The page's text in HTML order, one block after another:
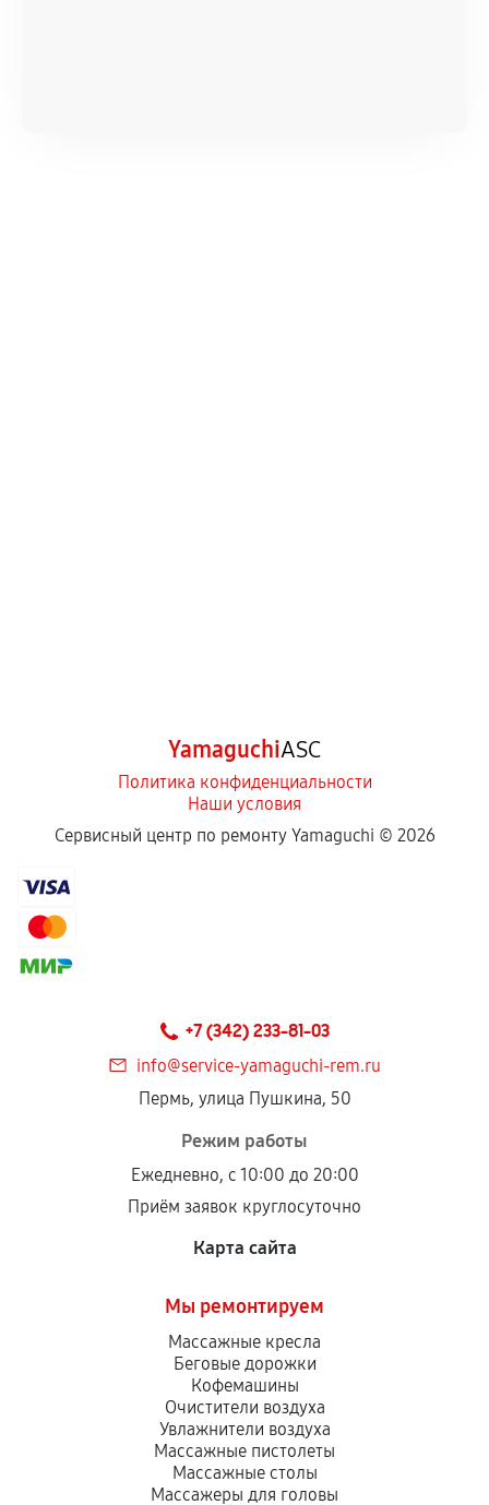
YamaguchiASC
Политика конфиденциальности
Наши условия
Сервисный центр по ремонту Yamaguchi © 2026
+7 (342) 233-81-03
info@service-yamaguchi-rem.ru
Пермь, улица Пушкина, 50
Режим работы
Ежедневно, с 10:00 до 20:00
Приём заявок круглосуточно
Карта сайта
Мы ремонтируем
Массажные кресла
Беговые дорожки
Кофемашины
Очистители воздуха
Увлажнители воздуха
Массажные пистолеты
Массажные столы
Массажеры для головы